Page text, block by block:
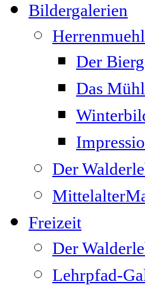
Bildergalerien
Der
Das
Der
Freizeit
Der
Lehrpfad-